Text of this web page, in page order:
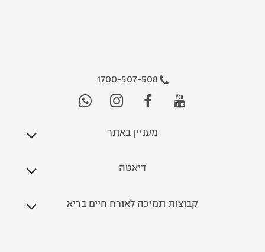
1700-507-508
מעניין באתר
דיאטה
קבוצות תמיכה לאורח חיים בריא